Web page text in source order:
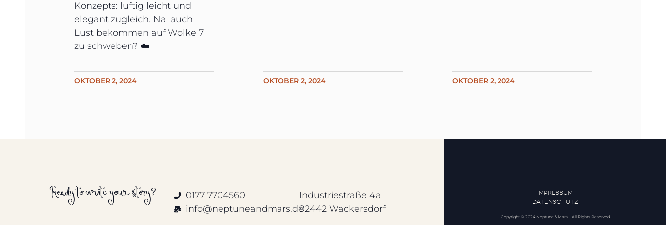
Konzepts: luftig leicht und
elegant zugleich. Na, auch
Lust bekommen auf Wolke 7
zu schweben? ☁️
OKTOBER 2, 2024 OKTOBER 2, 2024 OKTOBER 2, 2024
Ready to write your story?
0177 7704560
info@neptuneandmars.de
Industriestraße 4a
92442 Wackersdorf
IMPRESSUM
DATENSCHUTZ
Copyright © 2024 Neptune & Mars – All Rights Reserved